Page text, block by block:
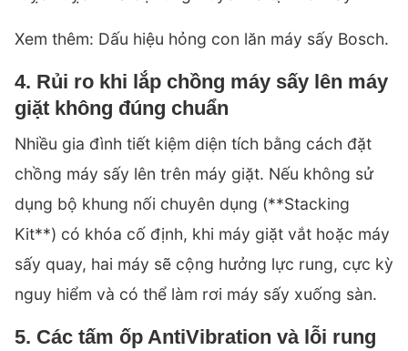
Xem thêm: Dấu hiệu hỏng con lăn máy sấy Bosch.
4. Rủi ro khi lắp chồng máy sấy lên máy
giặt không đúng chuẩn
Nhiều gia đình tiết kiệm diện tích bằng cách đặt
chồng máy sấy lên trên máy giặt. Nếu không sử
dụng bộ khung nối chuyên dụng (**Stacking
Kit**) có khóa cố định, khi máy giặt vắt hoặc máy
sấy quay, hai máy sẽ cộng hưởng lực rung, cực kỳ
nguy hiểm và có thể làm rơi máy sấy xuống sàn.
5. Các tấm ốp AntiVibration và lỗi rung